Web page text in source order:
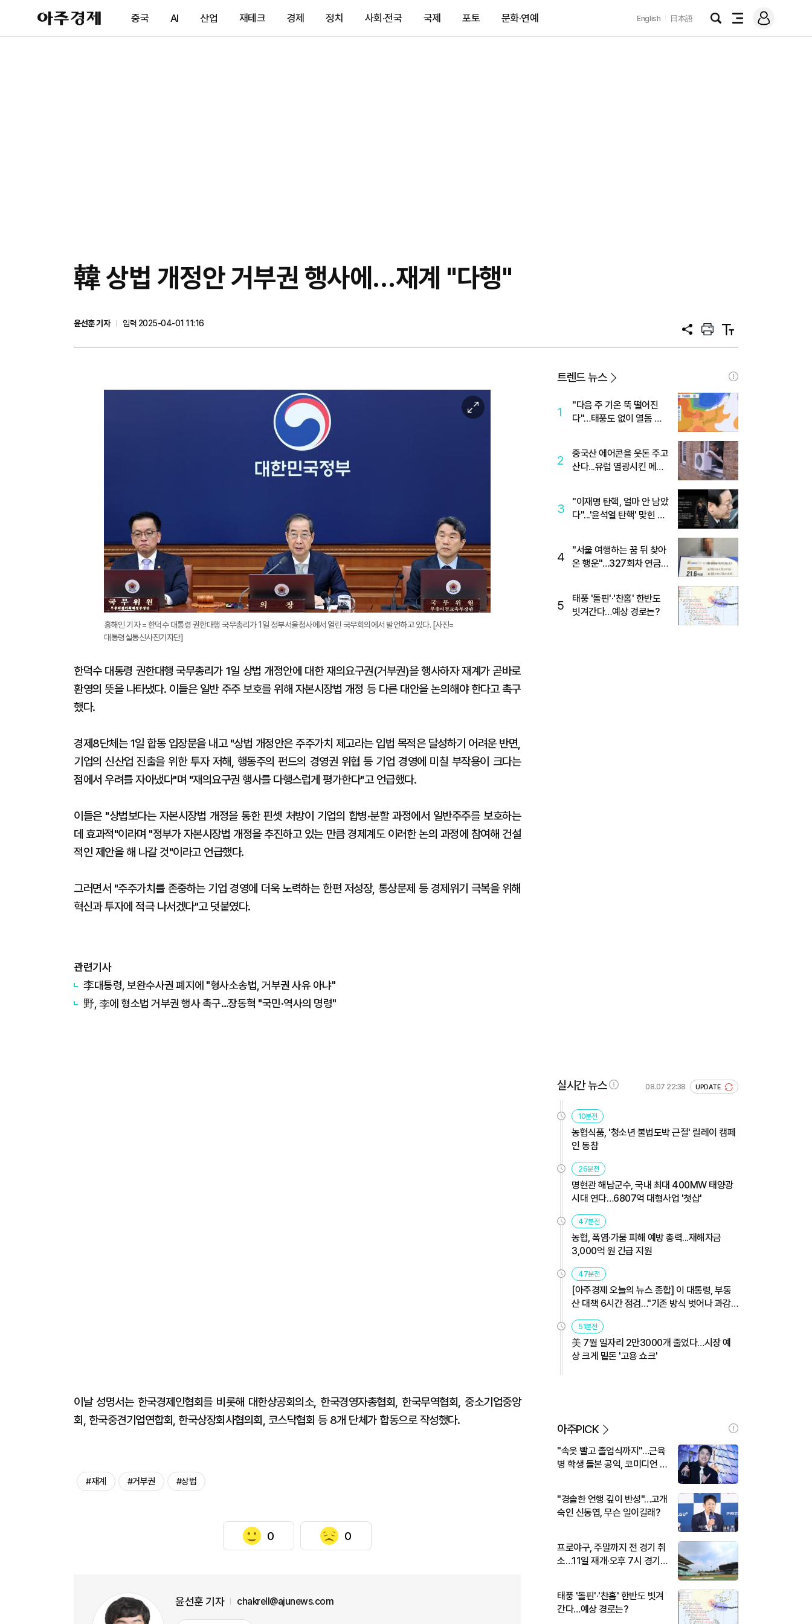
아
주
제
중국 AI 산업 재테크 경제 정치 사회·전국 국제 포토 문화·연예 English 日本語
검
전
메
그
韓 상법 개정안 거부권 행사에…재계 "다행"
윤선훈 기자
입력 2025-04-01 11:16
공
프
트
텍
트
이
미
홍해인 기자 = 한덕수 대통령 권한대행 국무총리가 1일 정부서울청사에서 열린 국무회의에서 발언하고 있다. [사진=
대통령실통신사진기자단]
한덕수 대통령 권한대행 국무총리가 1일 상법 개정안에 대한 재의요구권(거부권)을 행사하자 재계가 곧바로
환영의 뜻을 나타냈다. 이들은 일반 주주 보호를 위해 자본시장법 개정 등 다른 대안을 논의해야 한다고 촉구
했다.
경제8단체는 1일 합동 입장문을 내고 "상법 개정안은 주주가치 제고라는 입법 목적은 달성하기 어려운 반면,
기업의 신산업 진출을 위한 투자 저해, 행동주의 펀드의 경영권 위협 등 기업 경영에 미칠 부작용이 크다는
점에서 우려를 자아냈다"며 "재의요구권 행사를 다행스럽게 평가한다"고 언급했다.
이들은 "상법보다는 자본시장법 개정을 통한 핀셋 처방이 기업의 합병·분할 과정에서 일반주주를 보호하는
데 효과적"이라며 "정부가 자본시장법 개정을 추진하고 있는 만큼 경제계도 이러한 논의 과정에 참여해 건설
적인 제안을 해 나갈 것"이라고 언급했다.
그러면서 "주주가치를 존중하는 기업 경영에 더욱 노력하는 한편 저성장, 통상문제 등 경제위기 극복을 위해
혁신과 투자에 적극 나서겠다"고 덧붙였다.
관련기사
李대통령, 보완수사권 폐지에 "형사소송법, 거부권 사유 아냐"
野, 李에 형소법 거부권 행사 촉구…장동혁 "국민·역사의 명령"
이날 성명서는 한국경제인협회를 비롯해 대한상공회의소, 한국경영자총협회, 한국무역협회, 중소기업중앙
회, 한국중견기업연합회, 한국상장회사협의회, 코스닥협회 등 8개 단체가 합동으로 작성했다.
#재계 #거부권 #상법
0 0
윤선훈 기자 chakrell@ajunews.com
트렌드 뉴스
1
"다음 주 기온 뚝 떨어진
다"…태풍도 없이 열돔 박
2
중국산 에어콘을 웃돈 주고
산다...유럽 열광시킨 메이
3
"이재명 탄핵, 얼마 안 남았
다"...'윤석열 탄핵' 맞힌 무
4
"서울 여행하는 꿈 뒤 찾아
온 행운"…327회차 연금
5
태풍 '돌핀'·'찬홈' 한반도
빗겨간다…예상 경로는?
실시간 뉴스 08.07 22:38 UPDATE
10분전
농협식품, '청소년 불법도박 근절' 릴레이 캠페
인 동참
26분전
명현관 해남군수, 국내 최대 400MW 태양광
시대 연다…6807억 대형사업 '첫삽'
47분전
농협, 폭염·가뭄 피해 예방 총력...재해자금
3,000억 원 긴급 지원
47분전
[아주경제 오늘의 뉴스 종합] 이 대통령, 부동
산 대책 6시간 점검…"기존 방식 벗어나 과감
히 실행" 外
51분전
美 7월 일자리 2만3000개 줄었다…시장 예
상 크게 밑돈 '고용 쇼크'
아주PICK
"속옷 빨고 졸업식까지"…근육
병 학생 돌본 공익, 코미디언 김
"경솔한 언행 깊이 반성"…고개
숙인 신동엽, 무슨 일이길래?
프로야구, 주말까지 전 경기 취
소…11일 재개·오후 7시 경기
태풍 '돌핀'·'찬홈' 한반도 빗겨
간다…예상 경로는?